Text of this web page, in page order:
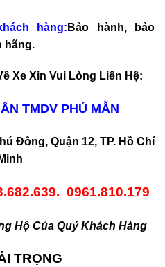
hàng: Bảo hành, bảo
hãng.
Xe Xin Vui Lòng Liên Hệ:
TMDV PHÚ MẪN
Đông, Quận 12, TP. Hồ Chí
Minh
0961.810.179
Hộ Của Quý Khách Hàng
TRỌNG